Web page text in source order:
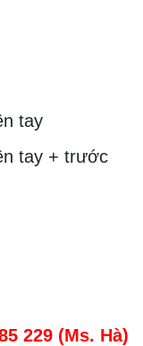
tay
tay + trước
229 (Ms. Hà)